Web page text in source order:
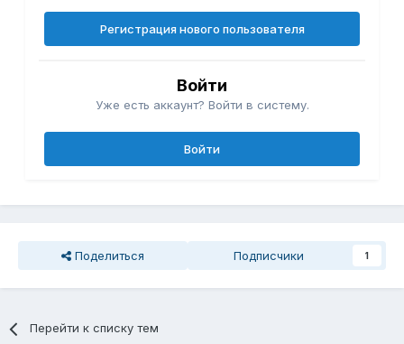
Регистрация нового пользователя
Войти
Уже есть аккаунт? Войти в систему.
Войти
Поделиться Подписчики 1
Перейти к списку тем